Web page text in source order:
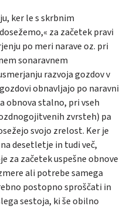
ker le s skrbnim
za začetek pravi
po meri narave oz. pri
sonaravnem
razvoja gozdov v
obnavljajo po naravni
obnova stalno, pri vseh
zvrsteh) pa
svojo zrelost. Ker je
desetletje in tudi več,
za začetek uspešne obnove
ali potrebe samega
postopno sproščati in
sestoja, ki še obilno